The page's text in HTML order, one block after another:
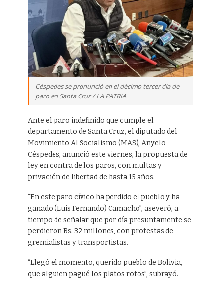
Céspedes se pronunció en el décimo tercer día de
paro en Santa Cruz / LA PATRIA
Ante el paro indefinido que cumple el
departamento de Santa Cruz, el diputado del
Movimiento Al Socialismo (MAS), Anyelo
Céspedes, anunció este viernes, la propuesta de
ley en contra de los paros, con multas y
privación de libertad de hasta 15 años.
“En este paro cívico ha perdido el pueblo y ha
ganado (Luis Fernando) Camacho”, aseveró, a
tiempo de señalar que por día presuntamente se
perdieron Bs. 32 millones, con protestas de
gremialistas y transportistas.
“Llegó el momento, querido pueblo de Bolivia,
que alguien pagué los platos rotos”, subrayó.